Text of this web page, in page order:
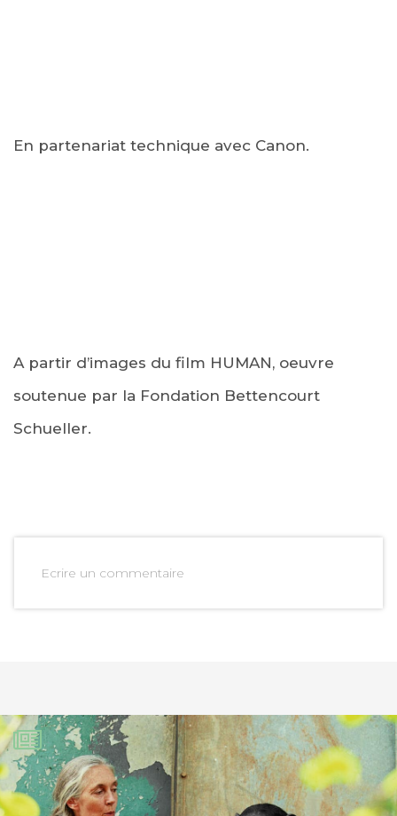
En partenariat technique avec Canon.
A partir d’images du film HUMAN, oeuvre
soutenue par la Fondation Bettencourt
Schueller.
Ecrire un commentaire